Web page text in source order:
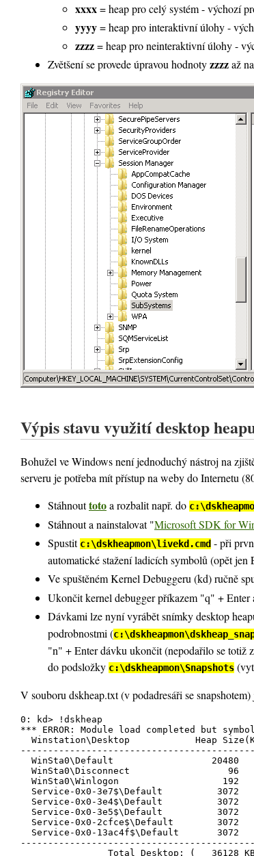
xxxx= heap pro celý systém - výchozí
yyyy= heap pro interaktivní úlohy -
zzzz= heap pro neinteraktivní úlohy -
Zvětšení se provede úpravou hodnotyzzzzaž
Výpis stavu využití desktop
Bohužel ve Windows není jednoduchý nástroj na
serveru je potřeba mít přístup na weby do Internetu
Stáhnouttotoa rozbalit např. do
Stáhnout a nainstalovat "Microsoft SDK for
Spustit c:\dskheapmon\livekd.cmd - při
automatické stažení ladicích symbolů (opět jen
Ve spuštěném Kernel Debuggeru (kd) ručně
Ukončit kernel debugger příkazem "q" + Enter
Dávkami lze nyní vyrábět snímky desktop
podrobnostmi (
"n" + Enter dávku ukončit (nepodařilo se totiž
do podsložky c:\dskheapmon\Snapshots
V souboru dskheap.txt (v podadresáři se
0: kd> !dskheap
*** ERROR: Module load completed but
  Winstation\Desktop		Heap Size(KB)	Used Rate(%)
  WinSta0\Default		   20480		 0%
  WinSta0\Disconnect		      96		 6%
  WinSta0\Winlogon		     192		 3%
  Service-0x0-3e7$\Default	    3072		 0%
  Service-0x0-3e4$\Default	    3072		 0%
  Service-0x0-3e5$\Default	    3072		 0%
  Service-0x0-2cfce$\Default	    3072		10%
  Service-0x0-13ac4f$\Default	    3072		 5%